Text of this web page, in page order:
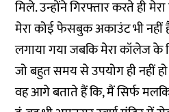
मिले. उन्होंने गिरफ्तार करते ही
मेरा कोई फेसबुक अकाउंट भी नहीं
लगाया गया जबकि मेरा कॉलेज
जो बहुत समय से उपयोग ही नहीं हो
वह आगे बताते हैं कि, मैं सिर्फ